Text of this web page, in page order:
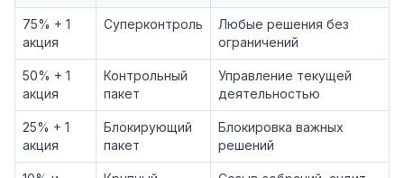
75% + 1
акция
Суперконтроль
Любые решения без
ограничений
50% + 1
акция
Контрольный
пакет
Управление текущей
деятельностью
25% + 1
акция
Блокирующий
пакет
Блокировка важных
решений